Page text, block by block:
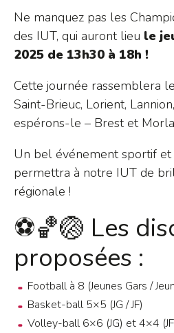
Ne manquez pas les
des IUT, qui auront lieu le
2025 de 13h30 à 18h !
Cette journée rassemblera
Saint-Brieuc, Lorient,
espérons-le – Brest et
Un bel événement sportif et
permettra à notre IUT de
régionale !
⚽🏀🏐 Les
proposées :
Football à 8 (Jeunes Gars /
Basket-ball 5×5 (JG / JF)
Volley-ball 6×6 (JG) et 4×4